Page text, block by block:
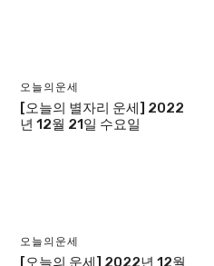
오늘의운세
[오늘의 별자리 운세] 2022
년 12월 21일 수요일
오늘의운세
[오늘의 운세] 2022년 12월